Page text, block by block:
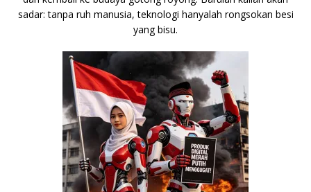
sadar: tanpa ruh manusia, teknologi hanyalah rongsokan besi
yang bisu.